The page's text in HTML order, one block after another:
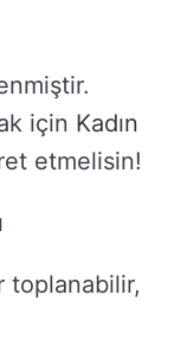
için Kadın
etmelisin!
toplanabilir,